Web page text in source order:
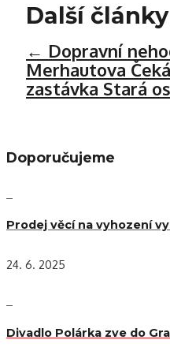
Další články
← Dopravní
Merhautova
zastávka Stará
Doporučujeme
Prodej věcí na vyhození
24. 6. 2025
Divadlo Polárka zve do